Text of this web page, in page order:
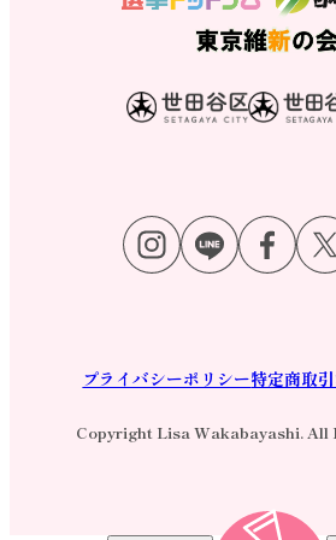
プライバシーポリシー特定商取
Copyright Lisa Wakabayashi. All